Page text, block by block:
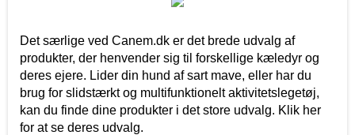
Det særlige ved Canem.dk er det brede udvalg af
produkter, der henvender sig til forskellige kæledyr og
deres ejere. Lider din hund af sart mave, eller har du
brug for slidstærkt og multifunktionelt aktivitetslegetøj,
kan du finde dine produkter i det store udvalg. Klik her
for at se deres udvalg.